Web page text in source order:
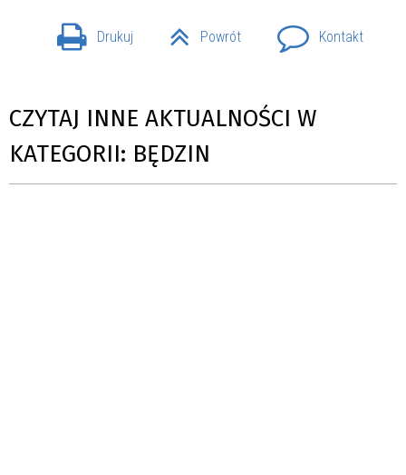
Drukuj Powrót Kontakt
CZYTAJ INNE AKTUALNOŚCI W
KATEGORII: BĘDZIN